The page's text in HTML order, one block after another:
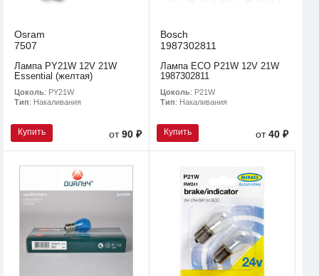
Osram
7507
Лампа PY21W 12V 21W
Essential (желтая)
Цоколь: PY21W
Тип: Накаливания
Купить от90 ₽
Bosch
1987302811
Лампа ECO P21W 12V 21W
1987302811
Цоколь: P21W
Тип: Накаливания
Купить от40 ₽